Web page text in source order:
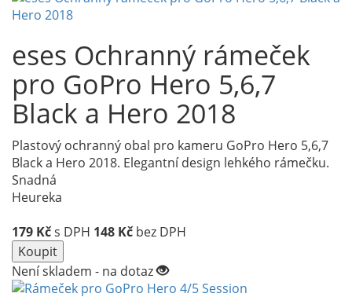
eses Ochranný rámeček
pro GoPro Hero 5,6,7
Black a Hero 2018
Plastový ochranný obal pro kameru GoPro Hero 5,6,7
Black a Hero 2018. Elegantní design lehkého rámečku.
Snadná
Heureka
179 Kčs DPH 148 Kč bez DPH
Koupit
Není skladem - na dotaz